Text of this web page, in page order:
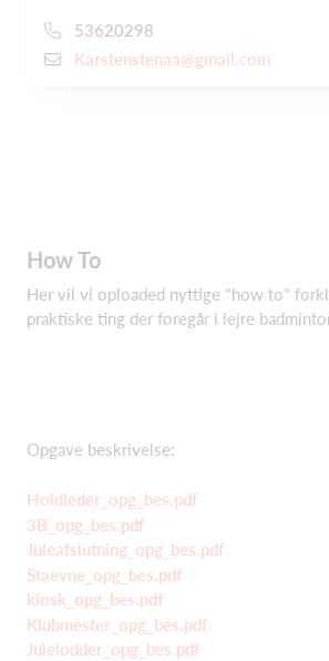
53620298
Karstenstenaa@gmail.com
How To
Her vil vi oploaded nyttige "how to"
praktiske ting der foregår i lejre
Opgave beskrivelse:
Holdleder_opg_bes.pdf
3B_opg_bes.pdf
Juleafslutning_opg_bes.pdf
Staevne_opg_bes.pdf
kiosk_opg_bes.pdf
Klubmester_opg_bes.pdf
Julelodder_opg_bes.pdf